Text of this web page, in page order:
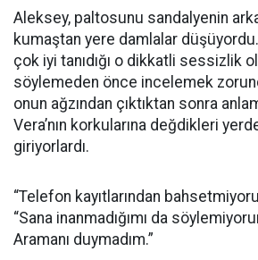
Aleksey, paltosunu sandalyenin
kumaştan yere damlalar düşüyordu.
çok iyi tanıdığı o dikkatli sessizlik
söylemeden önce incelemek
onun ağzından çıktıktan sonra
Vera’nın korkularına değdikleri
giriyorlardı.
“Telefon kayıtlarından
“Sana inanmadığımı da
Aramanı duymadım.”